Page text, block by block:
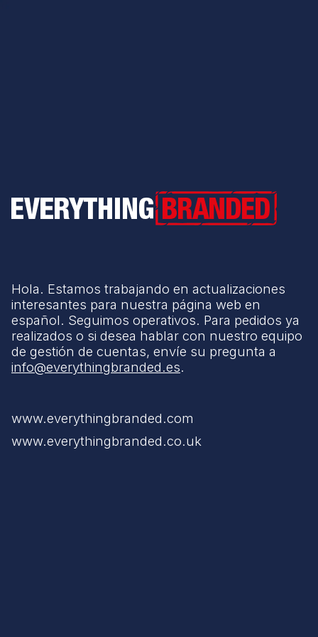
Everything Branded
Hola. Estamos trabajando en actualizaciones
interesantes para nuestra página web en
español. Seguimos operativos. Para pedidos ya
realizados o si desea hablar con nuestro equipo
de gestión de cuentas, envíe su pregunta a
info@everythingbranded.es.
www.everythingbranded.com
www.everythingbranded.co.uk